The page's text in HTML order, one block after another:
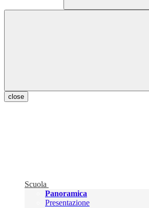
close
Scuola
Panoramica
Presentazione